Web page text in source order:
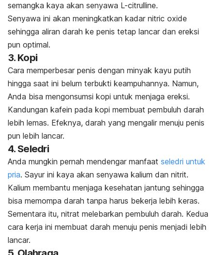
semangka kaya akan senyawa L-citrulline.
Senyawa ini akan meningkatkan kadar nitric oxide
sehingga aliran darah ke penis tetap lancar dan ereksi
pun optimal.
3. Kopi
Cara memperbesar penis dengan minyak kayu putih
hingga saat ini belum terbukti keampuhannya. Namun,
Anda bisa mengonsumsi kopi untuk menjaga ereksi.
Kandungan kafein pada kopi membuat pembuluh darah
lebih lemas. Efeknya, darah yang mengalir menuju penis
pun lebih lancar.
4. Seledri
Anda mungkin pernah mendengar manfaat seledri untuk
pria. Sayur ini kaya akan senyawa kalium dan nitrit.
Kalium membantu menjaga kesehatan jantung sehingga
bisa memompa darah tanpa harus bekerja lebih keras.
Sementara itu, nitrat melebarkan pembuluh darah. Kedua
cara kerja ini membuat darah menuju penis menjadi lebih
lancar.